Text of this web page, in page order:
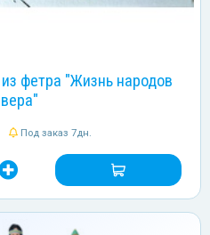
фетра "Жизнь народов
Под заказ 7дн.